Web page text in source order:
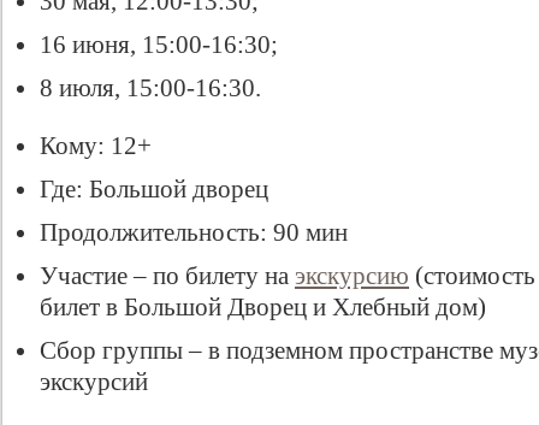
16 июня, 15:00-16:30;
8 июля, 15:00-16:30.
Кому: 12+
Где: Большой дворец
Продолжительность: 90 мин
Участие – по билету на экскурсию
билет в Большой Дворец и Хлебный дом)
Сбор группы – в подземном пространстве
экскурсий